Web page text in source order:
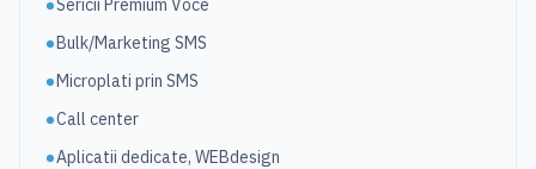
Sericii Premium Voce
Bulk/Marketing SMS
Microplati prin SMS
Call center
Aplicatii dedicate, WEBdesign